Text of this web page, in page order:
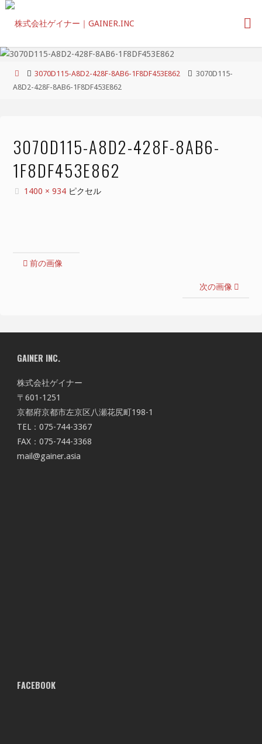
コ
ン
ホ
ー
3070D115-A8D2-428F-8AB6-1F8DF453E862
3070D115-
A8D2-428F-8AB6-1F8DF453E862
3070D115-A8D2-428F-8AB6-
1F8DF453E862
フ
1400 × 934 ピクセル
前の画像
次の画像
GAINER INC.
株式会社ゲイナー
〒601-1251
京都府京都市左京区八瀬花尻町198-1
TEL：075-744-3367
FAX：075-744-3368
mail@gainer.asia
FACEBOOK